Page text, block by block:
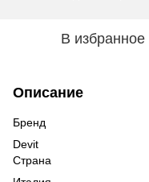
В избранное
Описание
Бренд
Devit
Страна